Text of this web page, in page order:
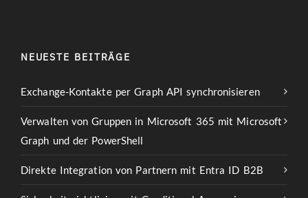
NEUESTE BEITRÄGE
Exchange-Kontakte per Graph API synchronisieren
Verwalten von Gruppen in Microsoft 365 mit Microsoft
Graph und der PowerShell
Direkte Integration von Partnern mit Entra ID B2B